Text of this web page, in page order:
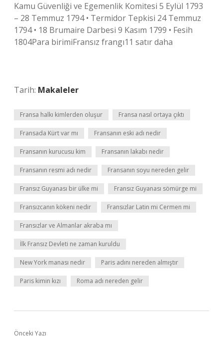
Kamu Güvenliği ve Egemenlik Komitesi 5 Eylül 1793
– 28 Temmuz 1794 • Termidor Tepkisi 24 Temmuz
1794 • 18 Brumaire Darbesi 9 Kasım 1799 • Fesih
1804Para birimiFransız frangı11 satır daha
Tarih: Makaleler
Fransa halkı kimlerden oluşur Fransa nasıl ortaya çıktı
Fransada Kürt var mı Fransanın eski adı nedir
Fransanın kurucusu kim Fransanın lakabı nedir
Fransanın resmi adı nedir Fransanın soyu nereden gelir
Fransız Guyanası bir ülke mi Fransız Guyanası sömürge mi
Fransızcanın kökeni nedir Fransızlar Latin mi Cermen mi
Fransızlar ve Almanlar akraba mı
İlk Fransız Devleti ne zaman kuruldu
New York manası nedir Paris adını nereden almıştır
Paris kimin kızı Roma adı nereden gelir
Önceki Yazı